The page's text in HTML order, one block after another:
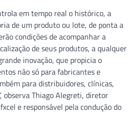
em tempo real o histórico, a
de um produto ou lote, de ponta a
condições de acompanhar a
de seus produtos, a qualquer
inovação, que propicia o
não só para fabricantes e
para distribuidores, clínicas,
observa Thiago Alegreti, diretor
e responsável pela condução do